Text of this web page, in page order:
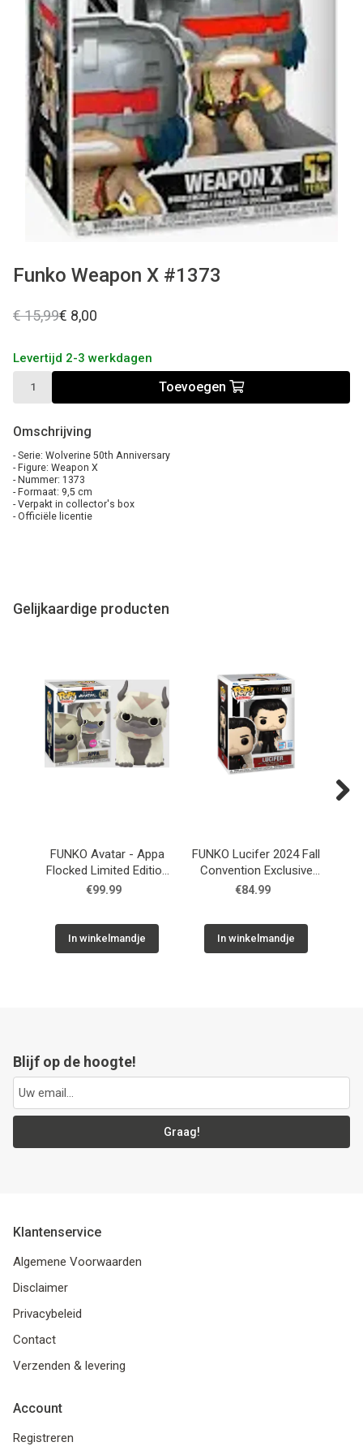
Used
Accessoires
Board Games
Cadeaubon
Inkoop
Funko Weapon X #1373
€ 15,99€ 8,00
Levertijd 2-3 werkdagen
Toevoegen
Omschrijving
- Serie: Wolverine 50th Anniversary
- Figure: Weapon X
- Nummer: 1373
- Formaat: 9,5 cm
- Verpakt in collector's box
- Officiële licentie
Gelijkaardige producten
FUNKO Avatar - Appa
Flocked Limited Edition
#540
€99.99
In winkelmandje
FUNKO Lucifer 2024 Fall
Convention Exclusive
#1590
€84.99
In winkelmandje
Blijf op de hoogte!
Graag!
Klantenservice
Algemene Voorwaarden
Disclaimer
Privacybeleid
Contact
Verzenden & levering
Account
Registreren